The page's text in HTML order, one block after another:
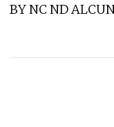
BY NC ND